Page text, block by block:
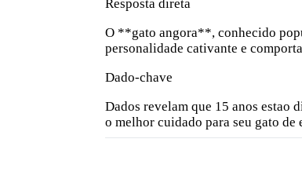
Resposta direta
O **gato angora**, conhecido
personalidade cativante e
Dado-chave
Dados revelam que 15 anos estao
o melhor cuidado para seu gato de